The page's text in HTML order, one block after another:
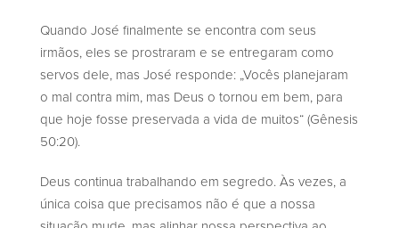
Quando José finalmente se encontra com seus
irmãos, eles se prostraram e se entregaram como
servos dele, mas José responde: „Vocês planejaram
o mal contra mim, mas Deus o tornou em bem, para
que hoje fosse preservada a vida de muitos“ (Gênesis
50:20).
Deus continua trabalhando em segredo. Às vezes, a
única coisa que precisamos não é que a nossa